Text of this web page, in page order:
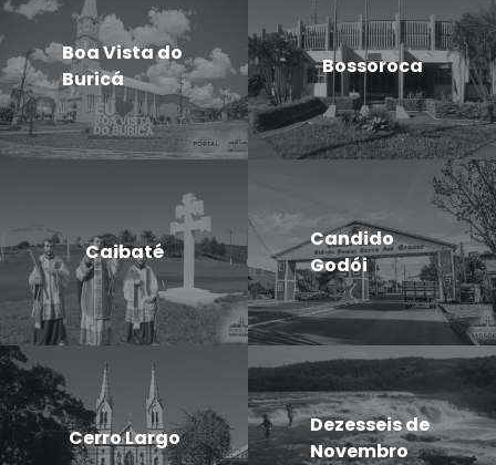
Boa Vista do
Buricá
Bossoroca
Caibaté
Candido
Godói
Cerro Largo
Dezesseis de
Novembro